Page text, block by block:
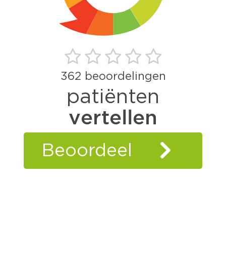
362 beoordelingen
patiënten
vertellen
Beoordeel